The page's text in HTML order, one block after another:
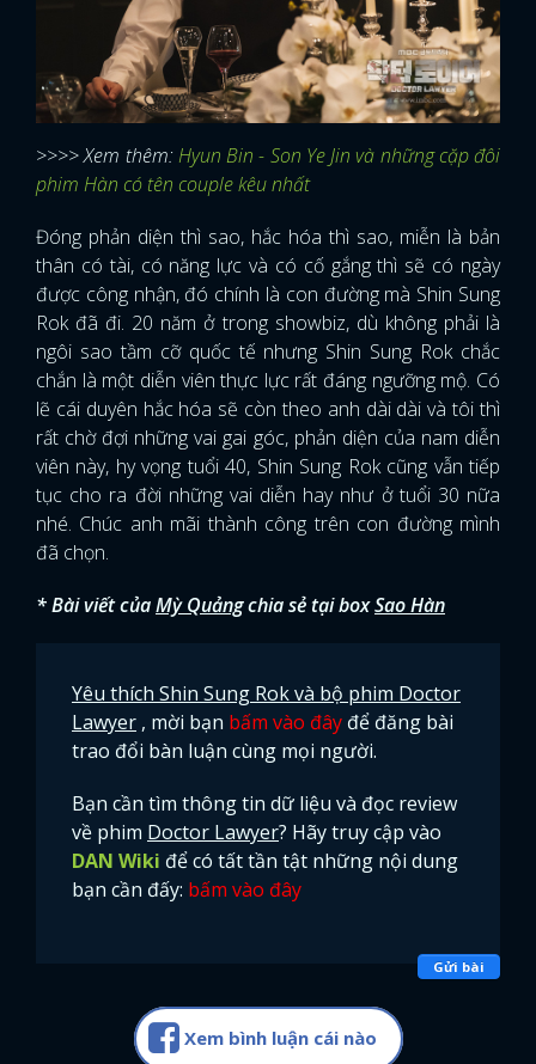
>>>> Xem thêm:Hyun Bin - Son Ye Jin và những cặp đôi
phim Hàn có tên couple kêu nhất
Đóng phản diện thì sao, hắc hóa thì sao, miễn là bản
thân có tài, có năng lực và có cố gắng thì sẽ có ngày
được công nhận, đó chính là con đường mà Shin Sung
Rok đã đi. 20 năm ở trong showbiz, dù không phải là
ngôi sao tầm cỡ quốc tế nhưng Shin Sung Rok chắc
chắn là một diễn viên thực lực rất đáng ngưỡng mộ. Có
lẽ cái duyên hắc hóa sẽ còn theo anh dài dài và tôi thì
rất chờ đợi những vai gai góc, phản diện của nam diễn
viên này, hy vọng tuổi 40, Shin Sung Rok cũng vẫn tiếp
tục cho ra đời những vai diễn hay như ở tuổi 30 nữa
nhé. Chúc anh mãi thành công trên con đường mình
đã chọn.
* Bài viết củaMỳ Quảngchia sẻ tại boxSao Hàn
Yêu thích Shin Sung Rok và bộ phim Doctor
Lawyer , mời bạn bấm vào đây để đăng bài
trao đổi bàn luận cùng mọi người.
Bạn cần tìm thông tin dữ liệu và đọc review
về phim Doctor Lawyer? Hãy truy cập vào
DAN Wiki để có tất tần tật những nội dung
bạn cần đấy: bấm vào đây
Gửi bài
Xem bình luận cái nào